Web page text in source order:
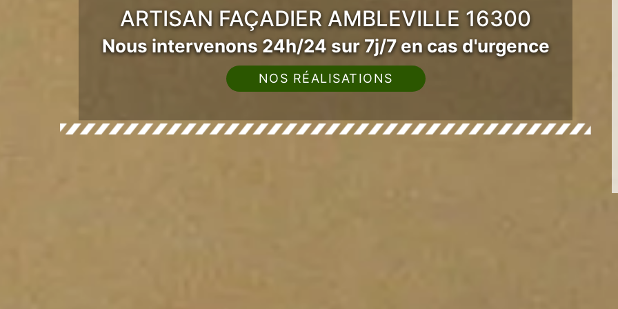
ARTISAN FAÇADIER AMBLEVILLE 16300
Nous intervenons 24h/24 sur 7j/7 en cas d'urgence
NOS RÉALISATIONS